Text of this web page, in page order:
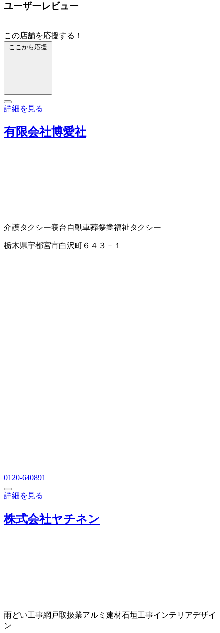
ユーザーレビュー
この店舗を応援する！
ここから応援
詳細を見る
有限会社博愛社
介護タクシー寝台自動車葬祭業福祉タクシー
栃木県宇都宮市白沢町６４３－１
0120-640891
詳細を見る
株式会社ヤチネン
雨どい工事網戸取扱業アルミ建材石垣工事インテリアデザイ
ン